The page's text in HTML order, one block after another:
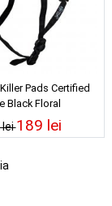
Pads Certified
Black Floral
lei189 lei